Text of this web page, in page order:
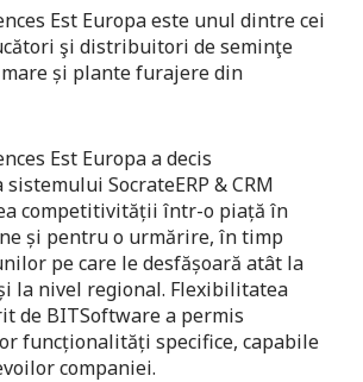
Est Europa este unul dintre cei
şi distribuitori de seminţe
și plante furajere din
Est Europa a decis
SocrateERP & CRM
competitivității într-o piață în
și pentru o urmărire, în timp
pe care le desfășoară atât la
la nivel regional. Flexibilitatea
de BITSoftware a permis
funcționalități specifice, capabile
companiei.